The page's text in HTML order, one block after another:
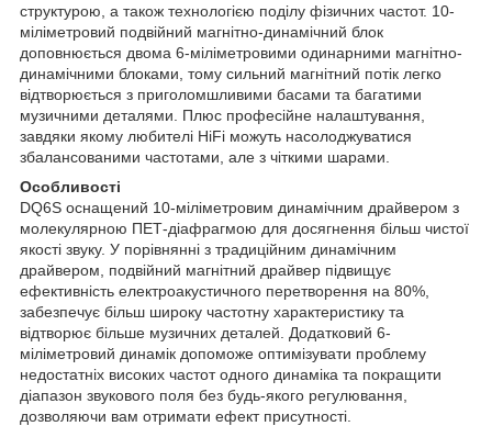
структурою, а також технологією поділу фізичних частот. 10-
міліметровий подвійний магнітно-динамічний блок
доповнюється двома 6-міліметровими одинарними магнітно-
динамічними блоками, тому сильний магнітний потік легко
відтворюється з приголомшливими басами та багатими
музичними деталями. Плюс професійне налаштування,
завдяки якому любителі HiFi можуть насолоджуватися
збалансованими частотами, але з чіткими шарами.
Особливості
DQ6S оснащений 10-міліметровим динамічним драйвером з
молекулярною ПЕТ-діафрагмою для досягнення більш чистої
якості звуку. У порівнянні з традиційним динамічним
драйвером, подвійний магнітний драйвер підвищує
ефективність електроакустичного перетворення на 80%,
забезпечує більш широку частотну характеристику та
відтворює більше музичних деталей. Додатковий 6-
міліметровий динамік допоможе оптимізувати проблему
недостатніх високих частот одного динаміка та покращити
діапазон звукового поля без будь-якого регулювання,
дозволяючи вам отримати ефект присутності.